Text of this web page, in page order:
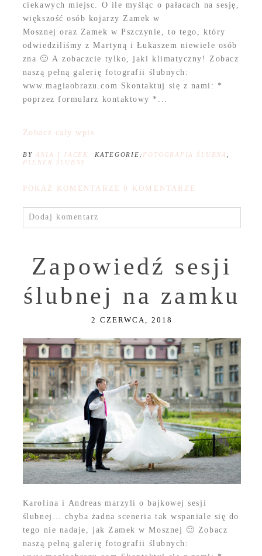
ciekawych miejsc. O ile myśląc o pałacach na sesję,
większość osób kojarzy Zamek w
Mosznej oraz Zamek w Pszczynie, to tego, który
odwiedziliśmy z Martyną i Łukaszem niewiele osób
zna 🙂 A zobaczcie tylko, jaki klimatyczny! Zobacz
naszą pełną galerię fotografii ślubnych:
www.magiaobrazu.com Skontaktuj się z nami: *
poprzez formularz kontaktowy *...
Zobacz cały wpis
BY ANIA I JACEK KATEGORIE: FOTOGRAFIA ŚLUBNA ,
PLENER ŚLUBNY
POKAŻ KOMENTARZE 0 KOMENTARZE
Dodaj komentarz
Zapowiedź sesji
ślubnej na zamku
2 CZERWCA, 2018
Karolina i Andreas marzyli o bajkowej sesji
ślubnej… chyba żadna sceneria tak wspaniale się do
tego nie nadaje, jak Zamek w Mosznej 🙂 Zobacz
naszą pełną galerię fotografii ślubnych: